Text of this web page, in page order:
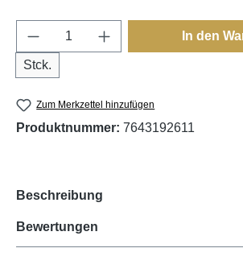
Produkt Anzahl: Gib den
Stck.
In den
Zum Merkzettel hinzufügen
Produktnummer: 7643192611
Beschreibung
Bewertungen